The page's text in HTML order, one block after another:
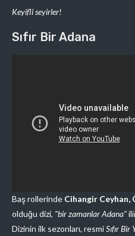
Keyifli seyirler!
Sıfır Bir Adana
Baş rollerinde Cihangir Ceyhan,
olduğu dizi, “bir zamanlar Adana”
Dizinin ilk sezonları, resmiSıfır Bir